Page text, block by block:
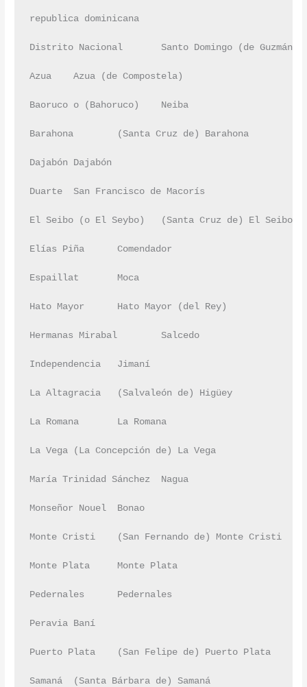
republica dominicana
Distrito Nacional	Santo Domingo (de Guzmán)
Azua	Azua (de Compostela)
Baoruco o (Bahoruco)	Neiba
Barahona	(Santa Cruz de) Barahona
Dajabón	Dajabón
Duarte	San Francisco de Macorís
El Seibo (o El Seybo)	(Santa Cruz de) El Seibo
Elías Piña	Comendador
Espaillat	Moca
Hato Mayor	Hato Mayor (del Rey)
Hermanas Mirabal	Salcedo
Independencia	Jimaní
La Altagracia	(Salvaleón de) Higüey
La Romana	La Romana
La Vega	(La Concepción de) La Vega
María Trinidad Sánchez	Nagua
Monseñor Nouel	Bonao
Monte Cristi	(San Fernando de) Monte Cristi
Monte Plata	Monte Plata
Pedernales	Pedernales
Peravia	Baní
Puerto Plata	(San Felipe de) Puerto Plata
Samaná	(Santa Bárbara de) Samaná